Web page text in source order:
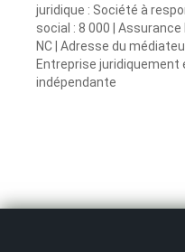
juridique : Société à
social : 8 000 | Assurance
NC | Adresse du
Entreprise
indépendante